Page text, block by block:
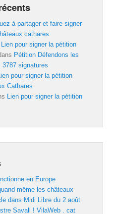
à partager et faire signer
cathares
Lien pour signer la pétition
Pétition Défendons les
signatures
Lien pour signer la pétition
Cathares
Lien pour signer la pétition
en Europe
même les châteaux
dans Midi Libre du 2 août
Savall ! VilaWeb . cat